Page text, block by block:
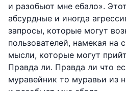
и разобьют мне ебало».
абсурдные и иногда
запросы, которые могут
пользователей, намекая
мысли, которые могут
Правда ли. Правда ли что
муравейник то муравьи из